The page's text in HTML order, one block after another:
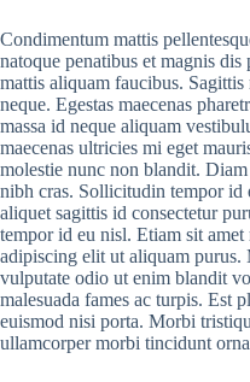
Condimentum mattis
natoque penatibus et magnis
mattis aliquam faucibus.
neque. Egestas maecenas
massa id neque aliquam
maecenas ultricies mi eget
molestie nunc non blandit.
nibh cras. Sollicitudin tempor id
aliquet sagittis id consectetur
tempor id eu nisl. Etiam sit
adipiscing elit ut aliquam purus.
vulputate odio ut enim blandit
malesuada fames ac turpis. Est
euismod nisi porta. Morbi
ullamcorper morbi tincidunt